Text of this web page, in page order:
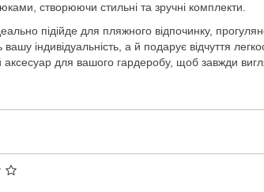
створюючи стильні та зручні комплекти.
підійде для пляжного відпочинку,
вашу індивідуальність, а й подарує відчуття
аксесуар для вашого гардеробу, щоб завжди